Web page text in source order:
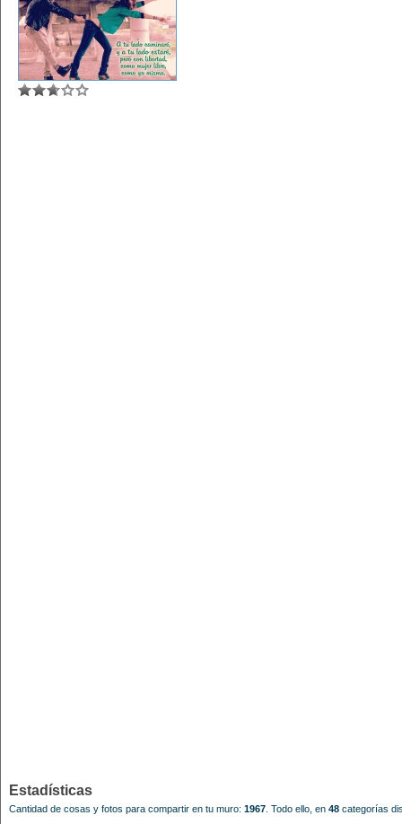
Estadísticas
Cantidad de cosas y fotos para compartir en tu muro: 1967 Todo ello, en 48 categorías